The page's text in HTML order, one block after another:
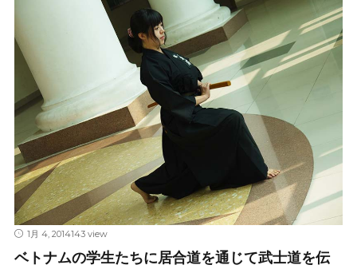
1月 4, 2014143 view
ベトナムの学生たちに居合道を通じて武士道を伝